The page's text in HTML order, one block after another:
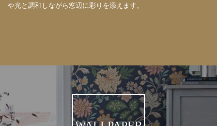
や光と調和しながら窓辺に彩りを添えます。